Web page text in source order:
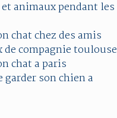
animaux pendant les
chat chez des amis
de compagnie toulouse
chat a paris
son chien a